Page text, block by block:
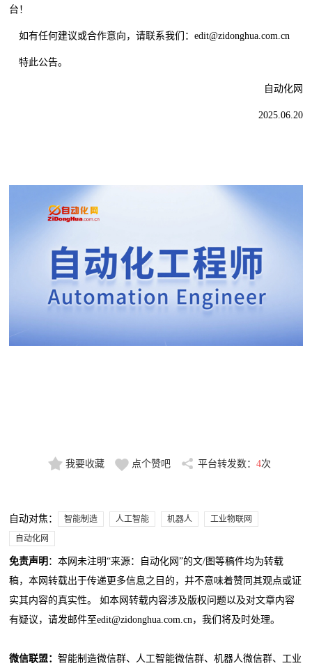
台！
如有任何建议或合作意向，请联系我们：edit@zidonghua.com.cn
特此公告。
自动化网
2025.06.20
我要收藏 点个赞吧 平台转发数： 4次
自动对焦： 智能制造 人工智能 机器人
工业物联网
自动化网
免责声明 ：本网未注明“来源：自动化网”的文/图等稿件均为转载
稿，本网转载出于传递更多信息之目的，并不意味着赞同其观点或证
实其内容的真实性。 如本网转载内容涉及版权问题以及对文章内容
有疑议，请发邮件至edit@zidonghua.com.cn，我们将及时处理。
微信联盟：智能制造微信群、人工智能微信群、机器人微信群、工业